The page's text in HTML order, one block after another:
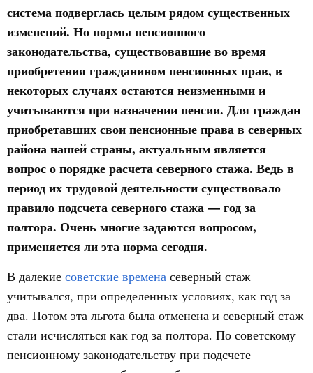
система подверглась целым рядом существенных
изменений. Но нормы пенсионного
законодательства, существовавшие во время
приобретения гражданином пенсионных прав, в
некоторых случаях остаются неизменными и
учитываются при назначении пенсии. Для граждан
приобретавших свои пенсионные права в северных
района нашей страны, актуальным является
вопрос о порядке расчета северного стажа. Ведь в
период их трудовой деятельности существовало
правило подсчета северного стажа — год за
полтора. Очень многие задаются вопросом,
применяется ли эта норма сегодня.
В далекие советские времена северный стаж
учитывался, при определенных условиях, как год за
два. Потом эта льгота была отменена и северный стаж
стали исчисляться как год за полтора. По советскому
пенсионному законодательству при подсчете